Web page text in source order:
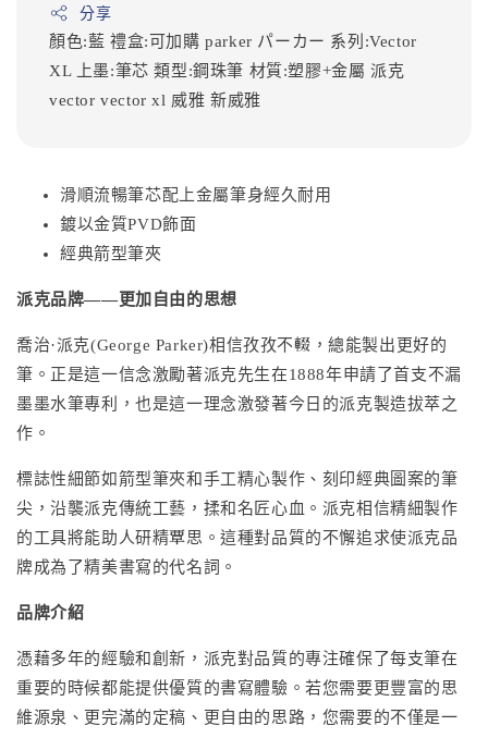
分享
顏色:藍 禮盒:可加購parker パーカー 系列:Vector
XL
上墨:筆芯類型:鋼珠筆 材質:塑膠+金屬 派克
vectorvector xl 威雅新威雅
滑順流暢筆芯配上金屬筆身經久耐用
鍍以金質PVD飾面
經典箭型筆夾
派克品牌——更加自由的思想
喬治·派克(George Parker)相信孜孜不輟，總能製出更好的
筆。正是這一信念激勵著派克先生在1888年申請了首支不漏
墨墨水筆專利，也是這一理念激發著今日的派克製造拔萃之
作。
標誌性細節如箭型筆夾和手工精心製作、刻印經典圖案的筆
尖，沿襲派克傳統工藝，揉和名匠心血。派克相信精細製作
的工具將能助人研精覃思。這種對品質的不懈追求使派克品
牌成為了精美書寫的代名詞。
品牌介紹
憑藉多年的經驗和創新，派克對品質的專注確保了每支筆在
重要的時候都能提供優質的書寫體驗。若您需要更豐富的思
維源泉、更完滿的定稿、更自由的思路，您需要的不僅是一